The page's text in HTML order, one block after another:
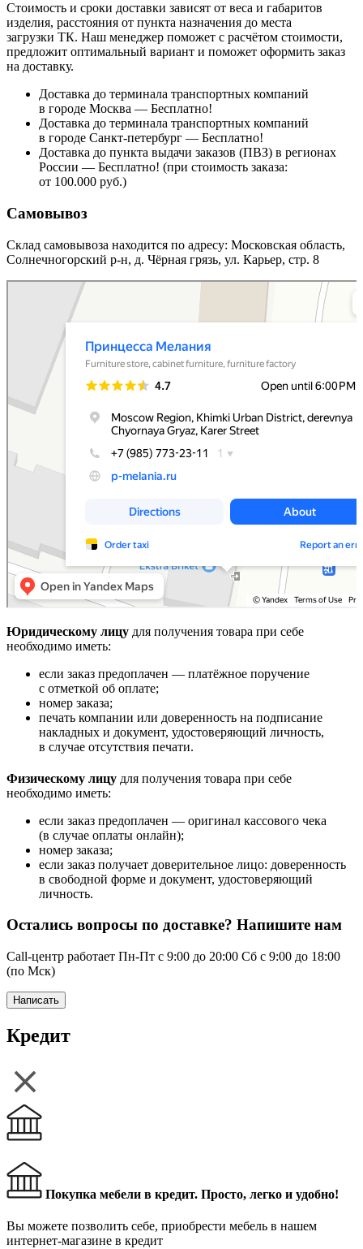
Стоимость и сроки доставки зависят от веса и габаритов
изделия, расстояния от пункта назначения до места
загрузки ТК. Наш менеджер поможет с расчётом стоимости,
предложит оптимальный вариант и поможет оформить заказ
на доставку.
Доставка до терминала транспортных компаний
в городе Москва — Бесплатно!
Доставка до терминала транспортных компаний
в городе Санкт-петербург — Бесплатно!
Доставка до пункта выдачи заказов (ПВЗ) в регионах
России — Бесплатно! (при стоимость заказа:
от 100.000 руб.)
Самовывоз
Склад самовывоза находится по адресу: Московская область,
Солнечногорский р-н, д. Чёрная грязь, ул. Карьер, стр. 8
Принцесса Мелания
Мебельная фабрика в Москве и Московской области
Магазин мебели в Москве и Московской области
Юридическому лицу для получения товара при себе
необходимо иметь:
если заказ предоплачен — платёжное поручение
с отметкой об оплате;
номер заказа;
печать компании или доверенность на подписание
накладных и документ, удостоверяющий личность,
в случае отсутствия печати.
Физическому лицу для получения товара при себе
необходимо иметь:
если заказ предоплачен — оригинал кассового чека
(в случае оплаты онлайн);
номер заказа;
если заказ получает доверительное лицо: доверенность
в свободной форме и документ, удостоверяющий
личность.
Остались вопросы по доставке? Напишите нам
Call-центр работает Пн-Пт с 9:00 до 20:00 Сб с 9:00 до 18:00
(по Мск)
Написать
Кредит
Покупка мебели в кредит. Просто, легко и удобно!
Вы можете позволить себе, приобрести мебель в нашем
интернет-магазине в кредит